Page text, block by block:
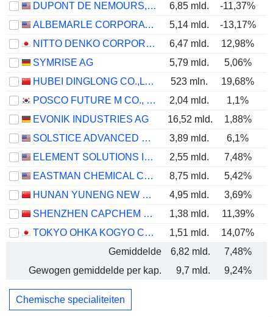
DUPONT DE NEMOURS, INC.
6,85 mld. -11,37%
ALBEMARLE CORPORATION
5,14 mld. -13,17%
NITTO DENKO CORPORATION
6,47 mld. 12,98%
SYMRISE AG
5,79 mld. 5,06%
HUBEI DINGLONG CO.,LTD.
523 mln. 19,68%
POSCO FUTURE M CO., LTD.
2,04 mld. 1,1%
EVONIK INDUSTRIES AG
16,52 mld. 1,88%
SOLSTICE ADVANCED MATERIALS, INC.
3,89 mld. 6,1%
ELEMENT SOLUTIONS INC
2,55 mld. 7,48%
EASTMAN CHEMICAL COMPANY
8,75 mld. 5,42%
HUNAN YUNENG NEW ENERGY BATTERY MATERIAL CO.,LTD.
4,95 mld. 3,69%
SHENZHEN CAPCHEM TECHNOLOGY CO., LTD.
1,38 mld. 11,39%
TOKYO OHKA KOGYO CO., LTD.
1,51 mld. 14,07%
Gemiddelde
6,82 mld. 7,48%
Gewogen gemiddelde per kap.
9,7 mld. 9,24%
Chemische specialiteiten